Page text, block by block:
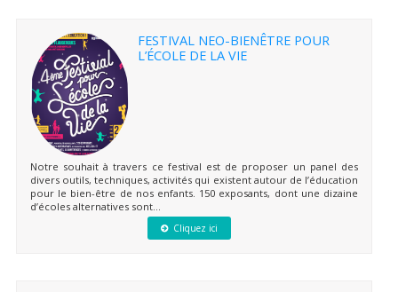
FESTIVAL NEO-BIENÊTRE POUR
L’ÉCOLE DE LA VIE
Notre souhait à travers ce festival est de proposer un panel des
divers outils, techniques, activités qui existent autour de l’éducation
pour le bien-être de nos enfants. 150 exposants, dont une dizaine
d’écoles alternatives sont...
Cliquez ici